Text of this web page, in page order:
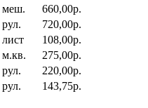
меш.
660,00р.
рул.
720,00р.
лист
108,00р.
м.кв.
275,00р.
рул.
220,00р.
рул. 143,75р.